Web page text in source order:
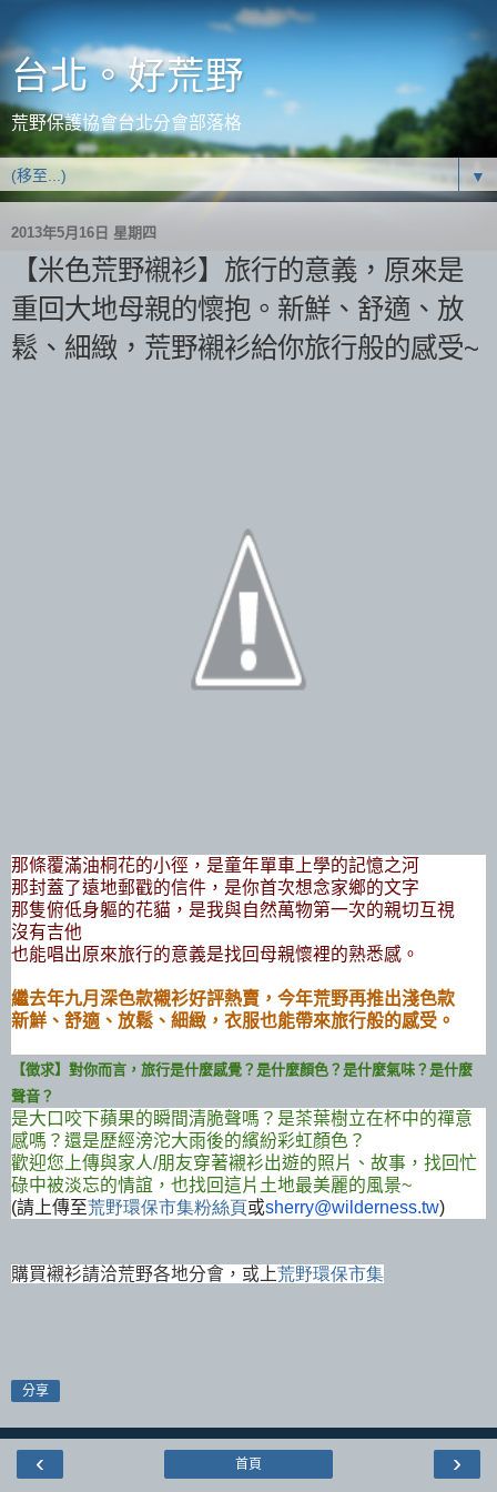
台北。好荒野
荒野保護協會台北分會部落格
▼
2013年5月16日 星期四
【米色荒野襯衫】旅行的意義，原來是
重回大地母親的懷抱。新鮮、舒適、放
鬆、細緻，荒野襯衫給你旅行般的感受~
那條覆滿油桐花的小徑，是童年單車上學的記憶之河
那封蓋了遠地郵戳的信件，是你首次想念家鄉的文字
那隻俯低身軀的花貓，是我與自然萬物第一次的親切互視
沒有吉他
也能唱出原來旅行的意義是找回母親懷裡的熟悉感。
繼去年九月深色款襯衫好評熱賣，今年荒野再推出淺色款
新鮮、舒適、放鬆、細緻，衣服也能帶來旅行般的感受。
【徵求】 對你而言，旅行是什麼感覺？是什麼顏色？是什麼氣味？是什麼
聲音？
是大口咬下蘋果的瞬間清脆聲嗎？是茶葉樹立在杯中的禪意
感嗎？還是歷經滂沱大雨後的繽紛彩虹顏色？
歡迎您上傳與家人/朋友穿著襯衫出遊的照片、故事，找回忙
碌中被淡忘的情誼，也找回這片土地最美麗的風景~
(請上傳至荒野環保市集粉絲頁或sherry@wilderness.tw)
購買襯衫請洽荒野各地分會，或上荒野環保市集
分享
‹ ›
首頁